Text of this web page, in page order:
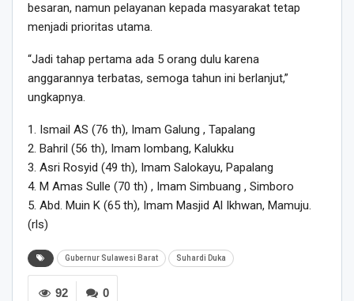
besaran, namun pelayanan kepada masyarakat tetap
menjadi prioritas utama.
“Jadi tahap pertama ada 5 orang dulu karena
anggarannya terbatas, semoga tahun ini berlanjut,”
ungkapnya.
1. Ismail AS (76 th), Imam Galung , Tapalang
2. Bahril (56 th), Imam lombang, Kalukku
3. Asri Rosyid (49 th), Imam Salokayu, Papalang
4. M Amas Sulle (70 th) , Imam Simbuang , Simboro
5. Abd. Muin K (65 th), Imam Masjid Al Ikhwan, Mamuju.
(rls)
Gubernur Sulawesi Barat Suhardi Duka
0
92